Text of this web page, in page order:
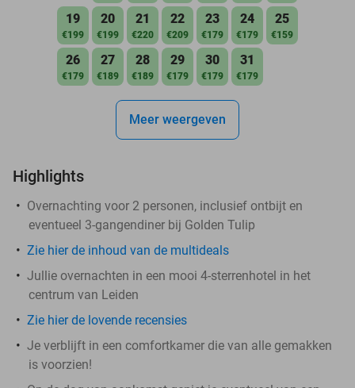
19
€199
20
€199
21
€220
22
€209
23
€179
24
€179
25
€159
26
€179
27
€189
28
€189
29
€179
30
€179
31
€179
Meer weergeven
Highlights
Overnachting voor 2 personen, inclusief ontbijt en
eventueel 3-gangendiner bij Golden Tulip
Zie hier de inhoud van de multideals
Jullie overnachten in een mooi 4-sterrenhotel in het
centrum van Leiden
Zie hier de lovende recensies
Je verblijft in een comfortkamer die van alle gemakken
is voorzien!